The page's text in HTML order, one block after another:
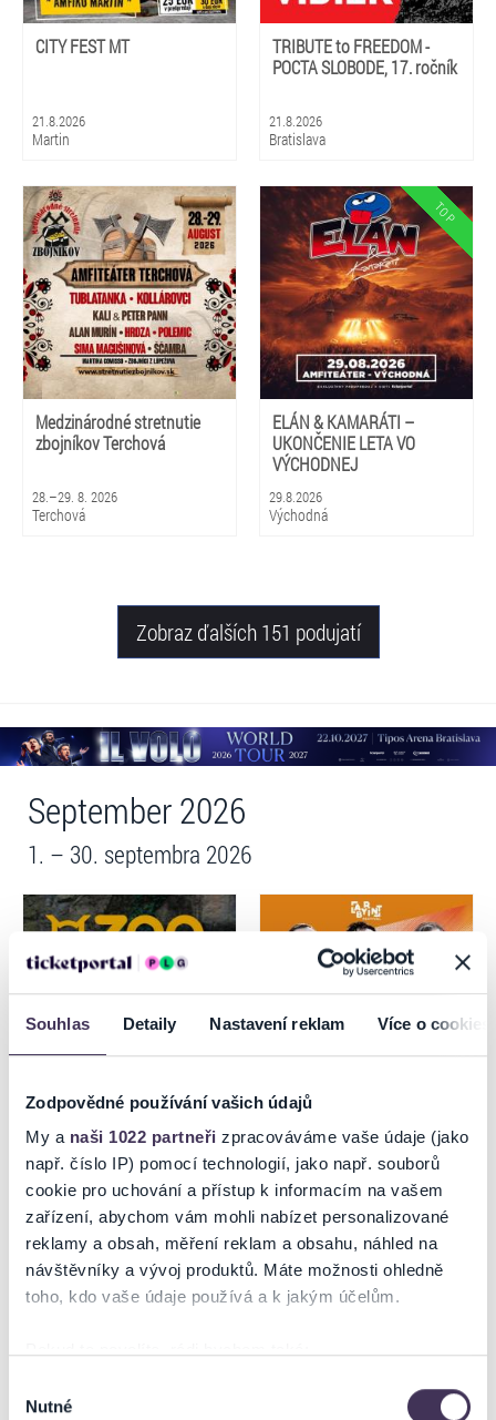
Souhlas Detaily Nastavení reklam Více o cookies
Zodpovědné používání vašich údajů
My a naši 1022 partneři zpracováváme vaše údaje (jako
např. číslo IP) pomocí technologií, jako např. souborů
cookie pro uchování a přístup k informacím na vašem
zařízení, abychom vám mohli nabízet personalizované
reklamy a obsah, měření reklam a obsahu, náhled na
návštěvníky a vývoj produktů. Máte možnosti ohledně
toho, kdo vaše údaje používá a k jakým účelům.
které mohou být přesné na několik metrů
souhlasu
Nutné
CITY FEST MT
21.8.2026
Martin
TRIBUTE to FREEDOM -
POCTA SLOBODE, 17. ročník
21.8.2026
Bratislava
Medzinárodné stretnutie
zbojníkov Terchová
28.–29. 8. 2026
Terchová
ELÁN & KAMARÁTI –
UKONČENIE LETA VO
VÝCHODNEJ
29.8.2026
Východná
Zobraz ďalších 151 podujatí
September 2026
1. – 30. septembra 2026
Návšteva ZOO Bratislava
Bratislava
Ach tie naše ženy
Nitra